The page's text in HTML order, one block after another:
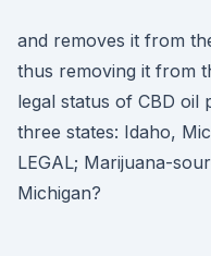
and removes it from
thus removing it from
legal status of CBD oil
three states: Idaho,
LEGAL; Marijuana-
Michigan?